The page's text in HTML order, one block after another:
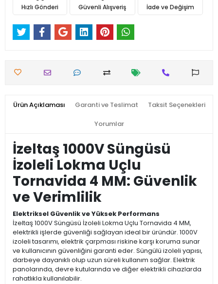
Hızlı Gönderi Güvenli Alışveriş İade ve Değişim
Ürün Açıklaması Garanti ve Teslimat Taksit Seçenekleri
Yorumlar
İzeltaş 1000V Süngüsü
İzoleli Lokma Uçlu
Tornavida 4 MM: Güvenlik
ve Verimlilik
Elektriksel Güvenlik ve Yüksek Performans
İzeltaş 1000V Süngüsü İzoleli Lokma Uçlu Tornavida 4 MM,
elektrikli işlerde güvenliği sağlayan ideal bir üründür. 1000V
izoleli tasarımı, elektrik çarpması riskine karşı koruma sunar
ve kullanıcının güvenliğini garanti eder. Süngülü izoleli yapısı,
darbeye dayanıklı olup uzun süreli kullanım sağlar. Elektrik
panolarında, devre kutularında ve diğer elektrikli cihazlarda
rahatlıkla kullanılabilir.